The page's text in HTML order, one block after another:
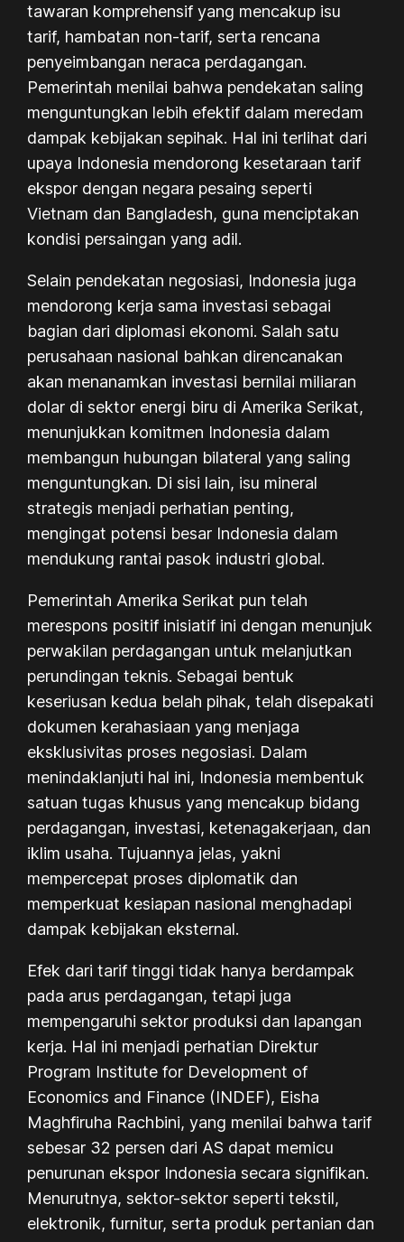
tawaran komprehensif yang mencakup isu
tarif, hambatan non-tarif, serta rencana
penyeimbangan neraca perdagangan.
Pemerintah menilai bahwa pendekatan saling
menguntungkan lebih efektif dalam meredam
dampak kebijakan sepihak. Hal ini terlihat dari
upaya Indonesia mendorong kesetaraan tarif
ekspor dengan negara pesaing seperti
Vietnam dan Bangladesh, guna menciptakan
kondisi persaingan yang adil.
Selain pendekatan negosiasi, Indonesia juga
mendorong kerja sama investasi sebagai
bagian dari diplomasi ekonomi. Salah satu
perusahaan nasional bahkan direncanakan
akan menanamkan investasi bernilai miliaran
dolar di sektor energi biru di Amerika Serikat,
menunjukkan komitmen Indonesia dalam
membangun hubungan bilateral yang saling
menguntungkan. Di sisi lain, isu mineral
strategis menjadi perhatian penting,
mengingat potensi besar Indonesia dalam
mendukung rantai pasok industri global.
Pemerintah Amerika Serikat pun telah
merespons positif inisiatif ini dengan menunjuk
perwakilan perdagangan untuk melanjutkan
perundingan teknis. Sebagai bentuk
keseriusan kedua belah pihak, telah disepakati
dokumen kerahasiaan yang menjaga
eksklusivitas proses negosiasi. Dalam
menindaklanjuti hal ini, Indonesia membentuk
satuan tugas khusus yang mencakup bidang
perdagangan, investasi, ketenagakerjaan, dan
iklim usaha. Tujuannya jelas, yakni
mempercepat proses diplomatik dan
memperkuat kesiapan nasional menghadapi
dampak kebijakan eksternal.
Efek dari tarif tinggi tidak hanya berdampak
pada arus perdagangan, tetapi juga
mempengaruhi sektor produksi dan lapangan
kerja. Hal ini menjadi perhatian Direktur
Program Institute for Development of
Economics and Finance (INDEF), Eisha
Maghfiruha Rachbini, yang menilai bahwa tarif
sebesar 32 persen dari AS dapat memicu
penurunan ekspor Indonesia secara signifikan.
Menurutnya, sektor-sektor seperti tekstil,
elektronik, furnitur, serta produk pertanian dan